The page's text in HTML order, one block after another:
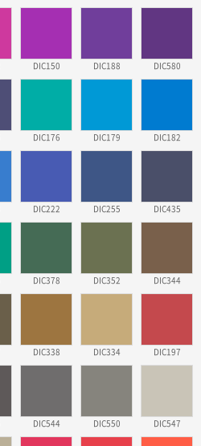
DIC150 DIC188 DIC580
DIC176 DIC179 DIC182
DIC222 DIC255 DIC435
DIC378 DIC352 DIC344
DIC338 DIC334 DIC197
DIC544 DIC550 DIC547